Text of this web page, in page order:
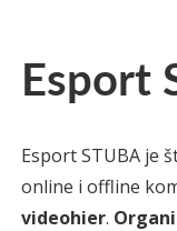
Esport
Esport STUBA je
online i offline
videohier.